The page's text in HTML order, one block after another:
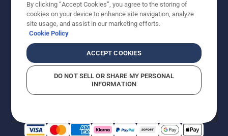
© Husqvarna AB (publ). Alle Rechte vorbehalten.
Preisänderungen, Irrtümer, Text- und Satzfehler sind
vorbehalten. Bei den Preisangaben handelt es sich um
unverbindliche Preisempfehlungen in Euro inkl. der
unverbindliche Preisempfehlungen (inkl. MwSt), es sei
denn sie sind für den direkten Kauf verfügbar.
Cookie-RichtlinieNutzungsbedingungenAGBs
ImpressumVermutete Verstöße melden
By clicking “Accept Cookies”, you agree to the storing of
cookies on your device to enhance site navigation, analyze
site usage, and assist in our marketing efforts.
Cookie Policy
ACCEPT COOKIES
DO NOT SELL OR SHARE MY PERSONAL
INFORMATION